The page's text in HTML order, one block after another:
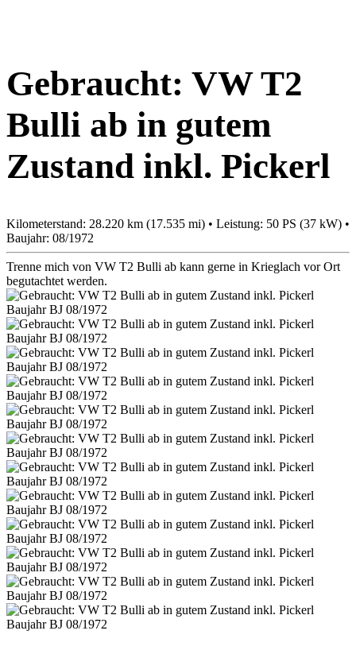
Gebraucht: VW T2
Bulli ab in gutem
Zustand inkl. Pickerl
Kilometerstand: 28.220 km (17.535 mi) • Leistung: 50 PS (37 kW) •
Baujahr: 08/1972
Trenne mich von VW T2 Bulli ab kann gerne in Krieglach vor Ort
begutachtet werden.